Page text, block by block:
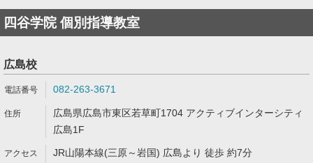
四谷学院 個別指導教室
広島校
082-263-3671
広島県広島市東区若草町1704 アクティブインターシティ
広島1F
JR山陽本線(三原～岩国) 広島より 徒歩 約7分